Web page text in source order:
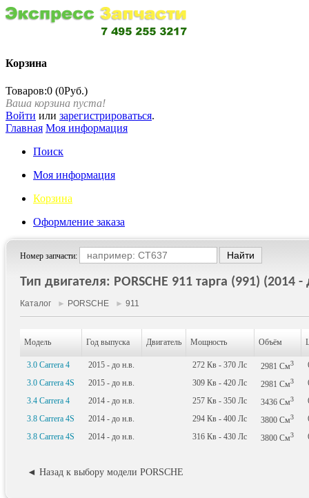
Корзина
Товаров:0 (0Руб.)
Ваша корзина пуста!
Войти или зарегистрироваться.
Главная Моя информация
Поиск
Моя информация
Корзина
Оформление заказа
Номер запчасти:
Тип двигателя: PORSCHE 911 тарга (991) (2014
Каталог ► PORSCHE ► 911
Модель Год выпуска Двигатель Мощность Объём
3.0 Carrera 4 2015 - до н.в. 272 Кв - 370 Лс 2981 См3
3.0 Carrera 4S
2015 - до н.в. 309 Кв - 420 Лс 2981 См3
3.4 Carrera 4
2014 - до н.в. 257 Кв - 350 Лс 3436 См3
3.8 Carrera 4S
2014 - до н.в. 294 Кв - 400 Лс 3800 См3
3.8 Carrera 4S
2014 - до н.в. 316 Кв - 430 Лс 3800 См3
◄ Назад к выбору модели PORSCHE